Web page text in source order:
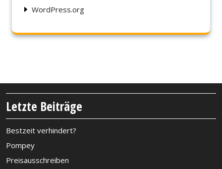
WordPress.org
Letzte Beiträge
Bestzeit verhindert?
Pompey
Preisausschreiben